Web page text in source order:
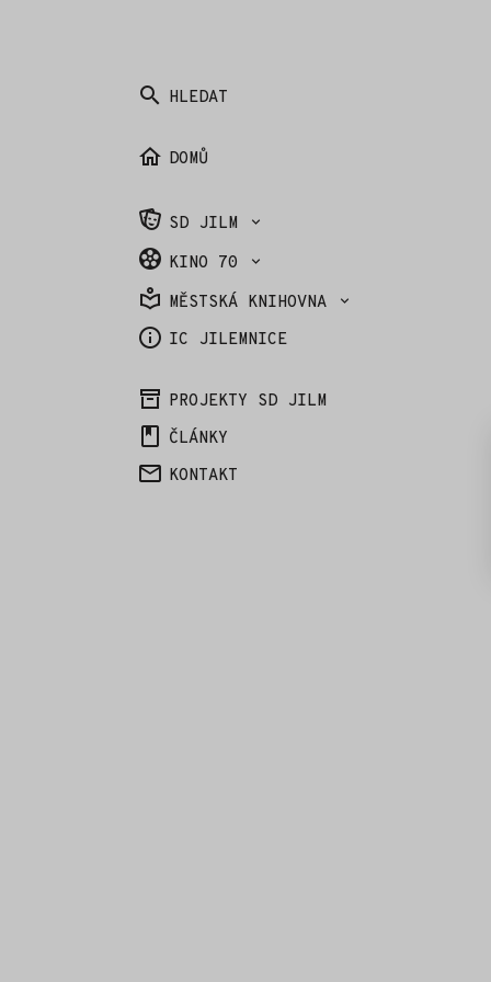
HLEDAT
DOMŮ
SD JILM
KINO 70
MĚSTSKÁ KNIHOVNA
IC JILEMNICE
PROJEKTY SD JILM
ČLÁNKY
KONTAKT